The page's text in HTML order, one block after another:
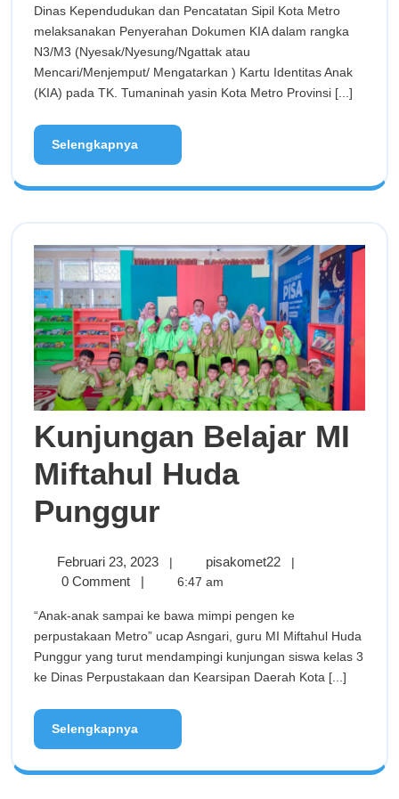
Dinas Kependudukan dan Pencatatan Sipil Kota Metro
melaksanakan Penyerahan Dokumen KIA dalam rangka
N3/M3 (Nyesak/Nyesung/Ngattak atau
Mencari/Menjemput/ Mengatarkan ) Kartu Identitas Anak
(KIA) pada TK. Tumaninah yasin Kota Metro Provinsi [...]
Selengkapnya
Kunjungan Belajar MI
Miftahul Huda
Punggur
Februari 23, 2023 | pisakomet22 |
0 Comment | 6:47 am
“Anak-anak sampai ke bawa mimpi pengen ke
perpustakaan Metro” ucap Asngari, guru MI Miftahul Huda
Punggur yang turut mendampingi kunjungan siswa kelas 3
ke Dinas Perpustakaan dan Kearsipan Daerah Kota [...]
Selengkapnya